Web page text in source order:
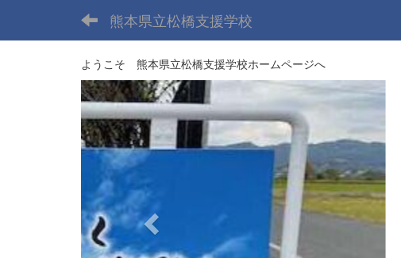
熊本県立松橋支援学校
ようこそ 熊本県立松橋支援学校ホームページへ
p
r
e
v
i
o
u
s